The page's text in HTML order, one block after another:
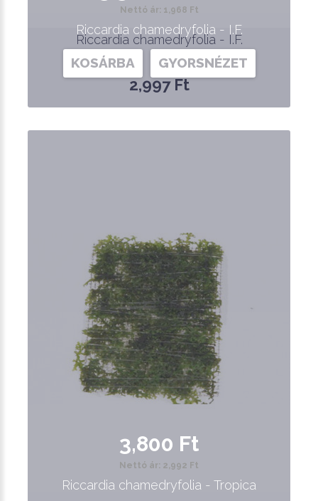
Riccardia chamedryfolia - I.F.
2,997 Ft
Nettó ár: 1,968 Ft
Riccardia chamedryfolia - I.F.
KOSÁRBA GYORSNÉZET
3,800 Ft
Nettó ár: 2,992 Ft
Riccardia chamedryfolia - Tropica